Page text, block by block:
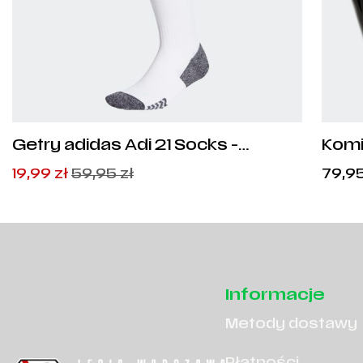
Getry adidas Adi 21 Socks -
Pierwotna
Aktualna
19,99 zł 59,95zł
Informacje
Metody dostawy